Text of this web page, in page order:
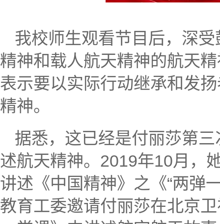
我校师生观看节目后，深
精神和载人航天精神的航天
表示要以实际行动继承和发
精神。
据悉，这已经是付丽莎第
述航天精神。2019年10月，
讲述《中国精神》之《“两弹
教育工委邀请付丽莎在北京